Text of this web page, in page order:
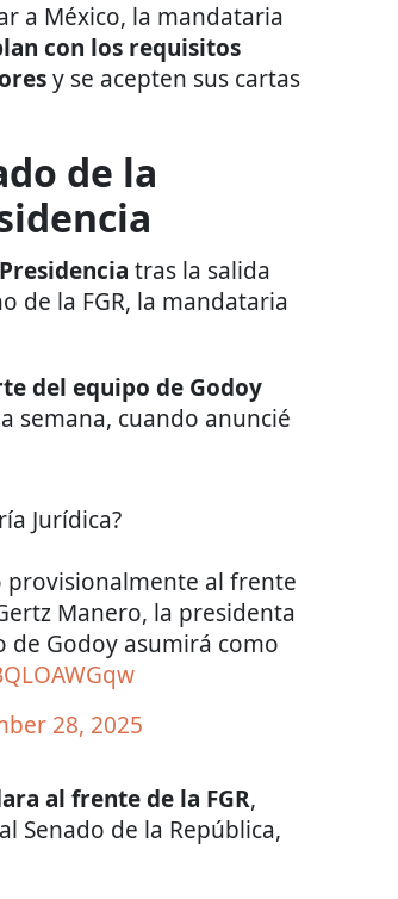
a México, la mandataria
con los requisitos
y se acepten sus cartas
de la
tras la salida
de la FGR, la mandataria
del equipo de Godoy
semana, cuando anuncié
Jurídica?
provisionalmente al frente
Manero, la presidenta
Godoy asumirá como
28, 2025
al frente de la FGR,
Senado de la República,